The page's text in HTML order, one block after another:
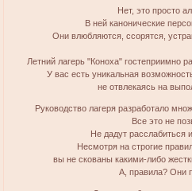
Нет, это просто
В ней канонические
Они влюбляются, ссорятся,
Летний лагерь "Коноха" гостеприимно
У вас есть уникальная
не отвлекаясь на
Руководство лагеря разработало
Все это не
Не дадут расслабиться
Несмотря на строгие
вы не скованы какими-либо
А, правила? Они